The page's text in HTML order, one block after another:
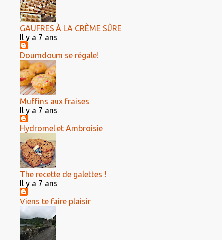
GAUFRES À LA CRÈME SÛRE
Il y a 7 ans
Doumdoum se régale!
Muffins aux fraises
Il y a 7 ans
Hydromel et Ambroisie
The recette de galettes !
Il y a 7 ans
Viens te faire plaisir